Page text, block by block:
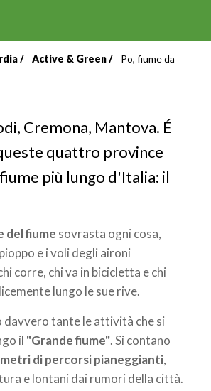
Active & Green
Po, fiume da
Cremona, Mantova. É
quattro province
più lungo d'Italia: il
del fiume sovrasta ogni cosa,
e i voli degli aironi
corre, chi va in bicicletta e chi
lungo le sue rive.
davvero tante le attività che si
il "Grande fiume". Si contano
di percorsi pianeggianti,
e lontani dai rumori della città.